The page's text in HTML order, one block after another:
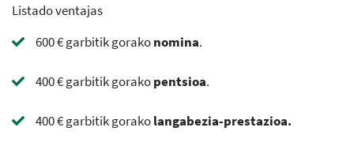
Listado ventajas
600 € garbitik gorakonomina.
400 € garbitik gorakopentsioa.
400 € garbitik gorakolangabezia-prestazioa.